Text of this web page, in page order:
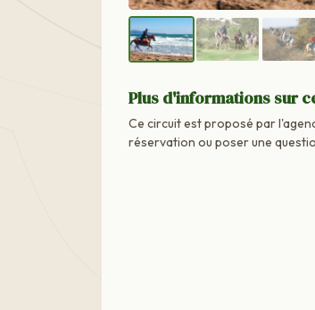
Plus d'informations sur
Ce circuit est proposé par
réservation ou poser une